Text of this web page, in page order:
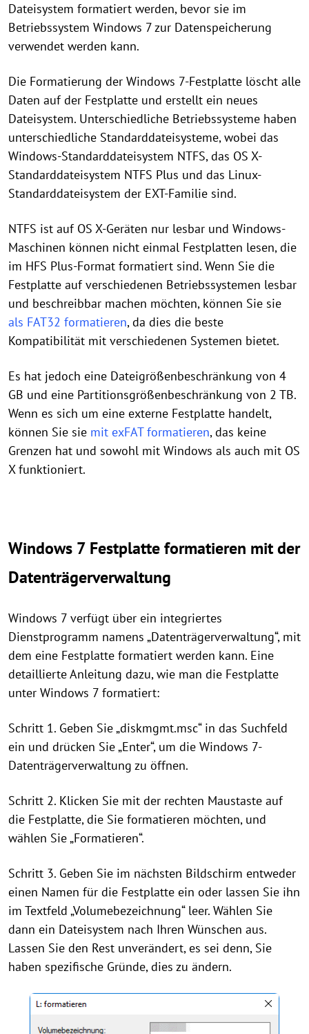
Dateisystem formatiert werden, bevor sie im
Betriebssystem Windows 7 zur Datenspeicherung
verwendet werden kann.
Die Formatierung der Windows 7-Festplatte löscht alle
Daten auf der Festplatte und erstellt ein neues
Dateisystem. Unterschiedliche Betriebssysteme haben
unterschiedliche Standarddateisysteme, wobei das
Windows-Standarddateisystem NTFS, das OS X-
Standarddateisystem NTFS Plus und das Linux-
Standarddateisystem der EXT-Familie sind.
NTFS ist auf OS X-Geräten nur lesbar und Windows-
Maschinen können nicht einmal Festplatten lesen, die
im HFS Plus-Format formatiert sind. Wenn Sie die
Festplatte auf verschiedenen Betriebssystemen lesbar
und beschreibbar machen möchten, können Sie sie
als FAT32 formatieren, da dies die beste
Kompatibilität mit verschiedenen Systemen bietet.
Es hat jedoch eine Dateigrößenbeschränkung von 4
GB und eine Partitionsgrößenbeschränkung von 2 TB.
Wenn es sich um eine externe Festplatte handelt,
können Sie sie mit exFAT formatieren, das keine
Grenzen hat und sowohl mit Windows als auch mit OS
X funktioniert.
Windows 7 Festplatte formatieren mit der
Datenträgerverwaltung
Windows 7 verfügt über ein integriertes
Dienstprogramm namens „Datenträgerverwaltung“, mit
dem eine Festplatte formatiert werden kann. Eine
detaillierte Anleitung dazu, wie man die Festplatte
unter Windows 7 formatiert:
Schritt 1. Geben Sie „diskmgmt.msc“ in das Suchfeld
ein und drücken Sie „Enter“, um die Windows 7-
Datenträgerverwaltung zu öffnen.
Schritt 2. Klicken Sie mit der rechten Maustaste auf
die Festplatte, die Sie formatieren möchten, und
wählen Sie „Formatieren“.
Schritt 3. Geben Sie im nächsten Bildschirm entweder
einen Namen für die Festplatte ein oder lassen Sie ihn
im Textfeld „Volumebezeichnung“ leer. Wählen Sie
dann ein Dateisystem nach Ihren Wünschen aus.
Lassen Sie den Rest unverändert, es sei denn, Sie
haben spezifische Gründe, dies zu ändern.